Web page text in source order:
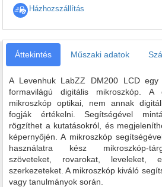
Házhozszállítás
Áttekintés Műszaki adatok
A Levenhuk LabZZ DM200 LCD
formavilágú digitális mikroszkóp. A
mikroszkóp optikai, nem annak
fogják értékelni. Segítségével
rögzíthet a kutatásokról, és
képernyőjén. A mikroszkóp
használatra kész mikroszkóp-
szöveteket, rovarokat, leveleket,
szerkezeteket. A mikroszkóp kiváló
vagy tanulmányok során.